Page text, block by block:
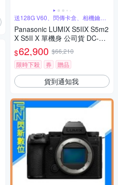
送128G V60、閃傳卡盒、相機鑰匙
圈
Panasonic LUMIX S5IIX S5m2
X S5II X 單機身 公司貨 DC-S5
M2X
$62,900 $66,210
限時下殺
券 贈品
貨到通知我